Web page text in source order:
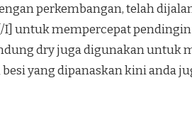
perkembangan, telah
untuk mempercepat pendingin
dry juga digunakan untuk
yang dipanaskan kini anda